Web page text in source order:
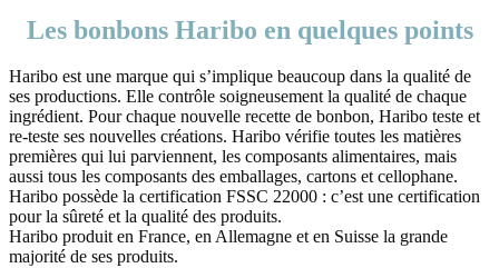
Les bonbons Haribo en quelques points
Haribo est une marque qui s’implique beaucoup dans la qualité de
ses productions. Elle contrôle soigneusement la qualité de chaque
ingrédient. Pour chaque nouvelle recette de bonbon, Haribo teste et
re-teste ses nouvelles créations. Haribo vérifie toutes les matières
premières qui lui parviennent, les composants alimentaires, mais
aussi tous les composants des emballages, cartons et cellophane.
Haribo possède la certification FSSC 22000 : c’est une certification
pour la sûreté et la qualité des produits.
Haribo produit en France, en Allemagne et en Suisse la grande
majorité de ses produits.